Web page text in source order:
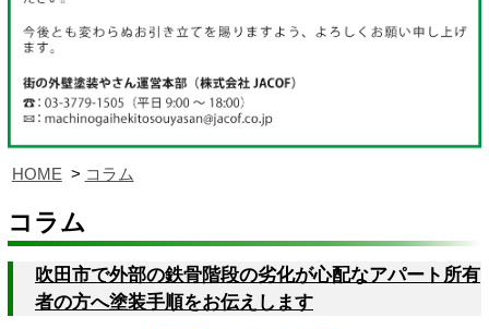
HOME コラム
コラム
吹田市で外部の鉄骨階段の劣化が心配なアパート所有
者の方へ塗装手順をお伝えします